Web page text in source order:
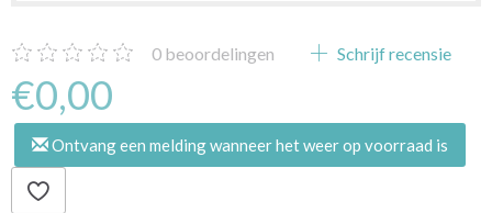
0 beoordelingen Schrijf recensie
€0,00
Ontvang een melding wanneer het weer op voorraad is